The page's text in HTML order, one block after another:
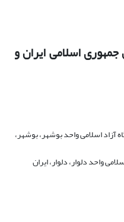
اسلامی ایران و
اسلامی واحد بوشهر، بوشهر،
واحد دلوار، دلوار، ایران